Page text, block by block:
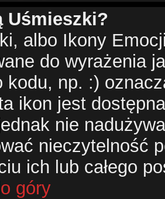
Uśmieszki?
albo Ikony
do wyrażenia
kodu, np. :)
ikon jest
nie
nieczytelność
ich lub całego
góry